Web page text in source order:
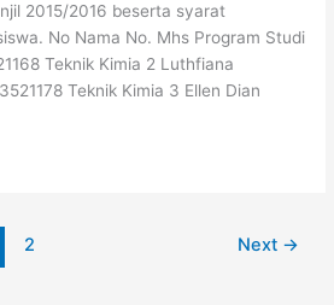
2015/2016 beserta syarat
No Nama No. Mhs Program Studi
Teknik Kimia 2 Luthfiana
Teknik Kimia 3 Ellen Dian
2 Next →